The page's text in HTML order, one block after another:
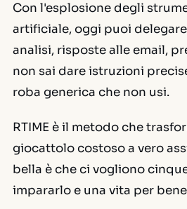
Con l'esplosione degli
artificiale, oggi puoi
analisi, risposte alle email,
non sai dare istruzioni
roba generica che non usi.
RTIME è il metodo che
giocattolo costoso a vero
bella è che ci vogliono
impararlo e una vita per